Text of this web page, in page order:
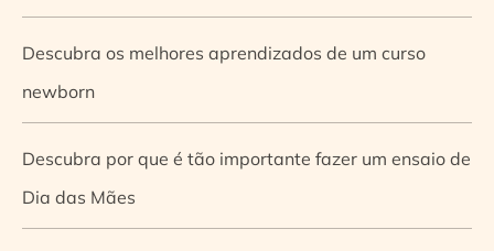
Descubra os melhores aprendizados de um curso
newborn
Descubra por que é tão importante fazer um ensaio de
Dia das Mães